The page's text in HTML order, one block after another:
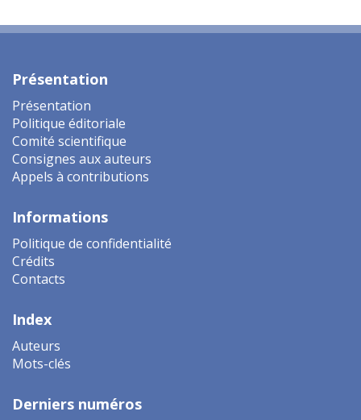
Présentation
Présentation
Politique éditoriale
Comité scientifique
Consignes aux auteurs
Appels à contributions
Informations
Politique de confidentialité
Crédits
Contacts
Index
Auteurs
Mots-clés
Derniers numéros